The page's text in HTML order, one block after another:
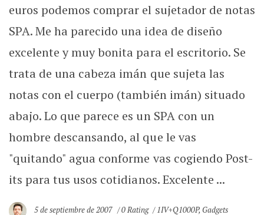
euros podemos comprar el sujetador de notas
SPA. Me ha parecido una idea de diseño
excelente y muy bonita para el escritorio. Se
trata de una cabeza imán que sujeta las
notas con el cuerpo (también imán) situado
abajo. Lo que parece es un SPA con un
hombre descansando, al que le vas
"quitando" agua conforme vas cogiendo Post-
its para tus usos cotidianos. Excelente ...
5 de septiembre de 2007 0 Rating 1IV+Q1000P, Gadgets